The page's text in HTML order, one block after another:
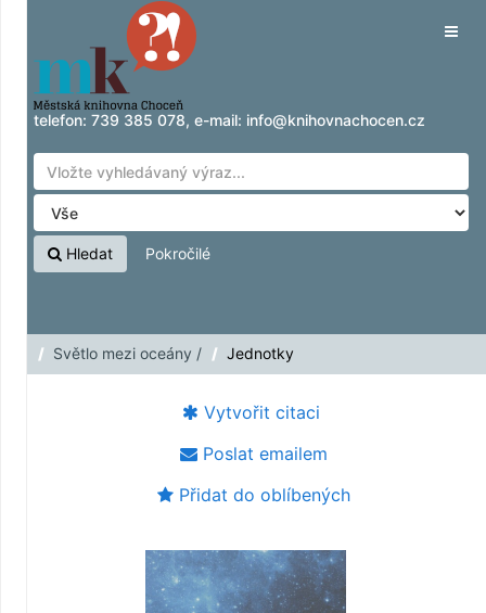
Přeskočit na obsah
telefon: 739 385 078, e-mail: info@knihovnachocen.cz
Hledat Pokročilé
Světlo mezi oceány / Jednotky
Vytvořit citaci
Poslat emailem
Přidat do oblíbených